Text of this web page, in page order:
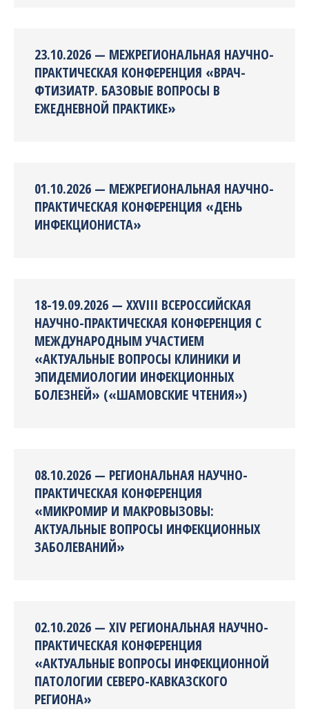
23.10.2026 — МЕЖРЕГИОНАЛЬНАЯ НАУЧНО-
ПРАКТИЧЕСКАЯ КОНФЕРЕНЦИЯ «ВРАЧ-
ФТИЗИАТР. БАЗОВЫЕ ВОПРОСЫ В
ЕЖЕДНЕВНОЙ ПРАКТИКЕ»
01.10.2026 — МЕЖРЕГИОНАЛЬНАЯ НАУЧНО-
ПРАКТИЧЕСКАЯ КОНФЕРЕНЦИЯ «ДЕНЬ
ИНФЕКЦИОНИСТА»
18-19.09.2026 — XXVIII ВСЕРОССИЙСКАЯ
НАУЧНО-ПРАКТИЧЕСКАЯ КОНФЕРЕНЦИЯ С
МЕЖДУНАРОДНЫМ УЧАСТИЕМ
«АКТУАЛЬНЫЕ ВОПРОСЫ КЛИНИКИ И
ЭПИДЕМИОЛОГИИ ИНФЕКЦИОННЫХ
БОЛЕЗНЕЙ» («ШАМОВСКИЕ ЧТЕНИЯ»)
08.10.2026 — РЕГИОНАЛЬНАЯ НАУЧНО-
ПРАКТИЧЕСКАЯ КОНФЕРЕНЦИЯ
«МИКРОМИР И МАКРОВЫЗОВЫ:
АКТУАЛЬНЫЕ ВОПРОСЫ ИНФЕКЦИОННЫХ
ЗАБОЛЕВАНИЙ»
02.10.2026 — XIV РЕГИОНАЛЬНАЯ НАУЧНО-
ПРАКТИЧЕСКАЯ КОНФЕРЕНЦИЯ
«АКТУАЛЬНЫЕ ВОПРОСЫ ИНФЕКЦИОННОЙ
ПАТОЛОГИИ СЕВЕРО-КАВКАЗСКОГО
РЕГИОНА»